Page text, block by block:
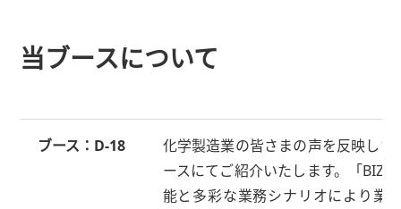
当ブースについて
ブース：D-18
化学製造業の皆さまの声を反映し
ースにてご紹介いたします。「
能と多彩な業務シナリオにより業